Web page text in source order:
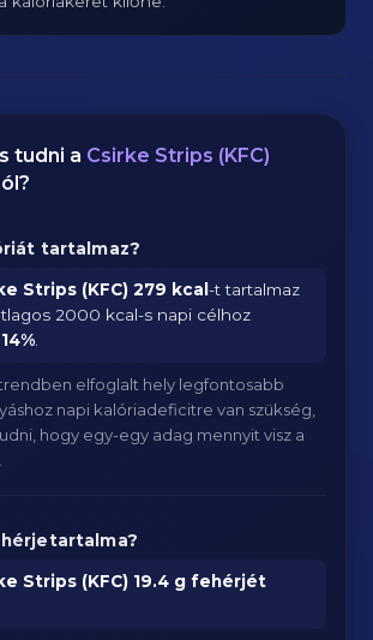
tudni a Csirke Strips (KFC)
tartalmaz?
Strips (KFC) 279 kcal-t tartalmaz
2000 kcal-s napi célhoz
14%
elfoglalt hely legfontosabb
napi kalóriadeficitre van szükség,
hogy egy-egy adag mennyit visz a
Strips (KFC) 19.4 g fehérjét